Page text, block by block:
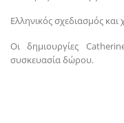
Ελληνικός σχεδιασμός
Οι δημιουργίες
συσκευασία δώρου.